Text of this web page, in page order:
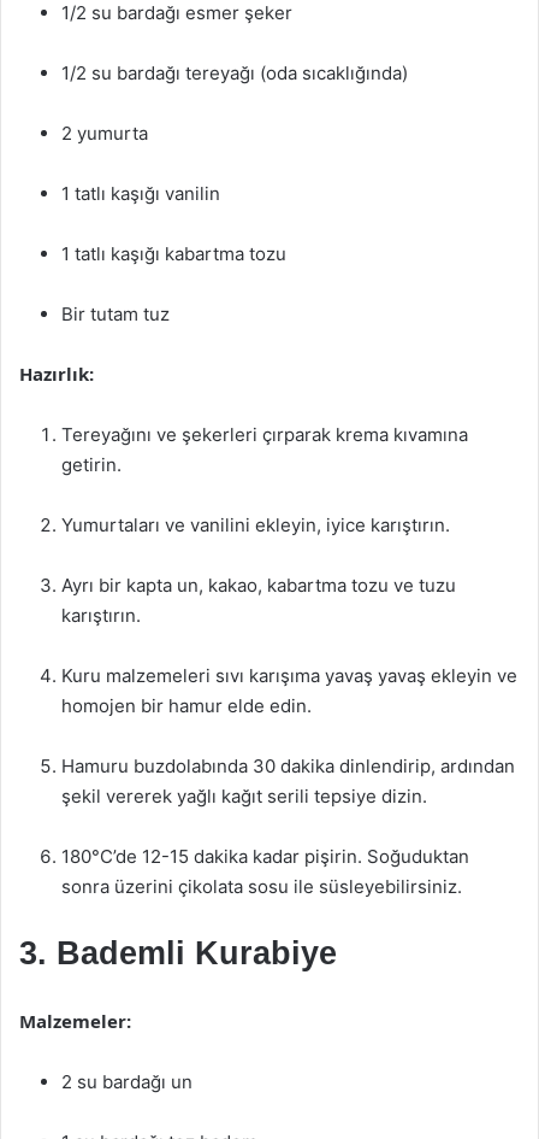
1/2 su bardağı esmer şeker
1/2 su bardağı tereyağı (oda sıcaklığında)
2 yumurta
1 tatlı kaşığı vanilin
1 tatlı kaşığı kabartma tozu
Bir tutam tuz
Hazırlık:
Tereyağını ve şekerleri çırparak krema kıvamına
getirin.
Yumurtaları ve vanilini ekleyin, iyice karıştırın.
Ayrı bir kapta un, kakao, kabartma tozu ve tuzu
karıştırın.
Kuru malzemeleri sıvı karışıma yavaş yavaş ekleyin ve
homojen bir hamur elde edin.
Hamuru buzdolabında 30 dakika dinlendirip, ardından
şekil vererek yağlı kağıt serili tepsiye dizin.
180°C’de 12-15 dakika kadar pişirin. Soğuduktan
sonra üzerini çikolata sosu ile süsleyebilirsiniz.
3. Bademli Kurabiye
Malzemeler:
2 su bardağı un